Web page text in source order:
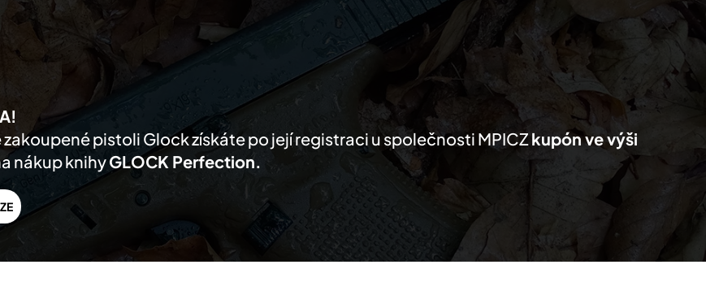
PRODUKTY PRODEJCI KONTAKTY MŮJ SEZNAM PRO PARTNERY
zakoupené pistoli Glock získáte po její registraci u společnosti MPICZkupón ve výši
nákup knihyGLOCK Perfection.